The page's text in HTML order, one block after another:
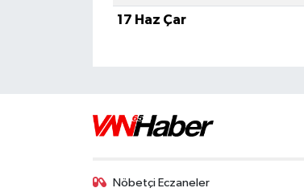
17 Haz Çar
Nöbetçi Eczaneler